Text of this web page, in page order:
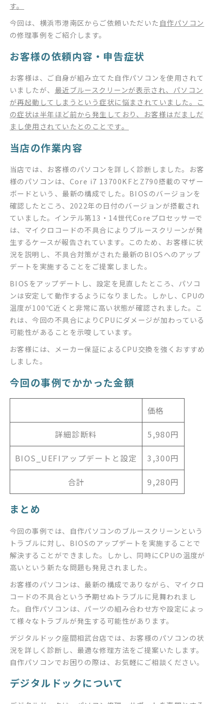
す。
今回は、横浜市港南区からご依頼いただいた 自作パソコン
の修理事例をご紹介します。
お客様の依頼内容・申告症状
お客様は、ご自身が組み立てた自作パソコンを使用されて
いましたが、 最近ブルースクリーンが表示され、パソコン
が再起動してしまうという症状に悩まされていました。こ
の症状は半年ほど前から発生しており、お客様はだましだ
まし使用されていたとのことです。
当店の作業内容
当店では、お客様のパソコンを詳しく診断しました。お客
様のパソコンは、Core i7 13700KFとZ790搭載のマザー
ボードという、最新の構成でした。BIOSのバージョンを
確認したところ、2022年の日付のバージョンが搭載され
ていました。インテル第13・14世代Coreプロセッサーで
は、マイクロコードの不具合によりブルースクリーンが発
生するケースが報告されています。このため、お客様に状
況を説明し、不具合対策がされた最新のBIOSへのアップ
デートを実施することをご提案しました。
BIOSをアップデートし、設定を見直したところ、パソコ
ンは安定して動作するようになりました。しかし、CPUの
温度が100℃近くと非常に高い状態が確認されました。こ
れは、今回の不具合によりCPUにダメージが加わっている
可能性があることを示唆しています。
お客様には、メーカー保証によるCPU交換を強くおすすめ
しました。
今回の事例でかかった金額
価格
詳細診断料 5,980円
BIOS_UEFIアップデートと設定 3,300円
合計 9,280円
まとめ
今回の事例では、自作パソコンのブルースクリーンという
トラブルに対し、BIOSのアップデートを実施することで
解決することができました。しかし、同時にCPUの温度が
高いという新たな問題も発見されました。
お客様のパソコンは、最新の構成でありながら、マイクロ
コードの不具合という予期せぬトラブルに見舞われまし
た。自作パソコンは、パーツの組み合わせ方や設定によっ
て様々なトラブルが発生する可能性があります。
デジタルドック座間相武台店では、お客様のパソコンの状
況を詳しく診断し、最適な修理方法をご提案いたします。
自作パソコンでお困りの際は、お気軽にご相談ください。
デジタルドックについて